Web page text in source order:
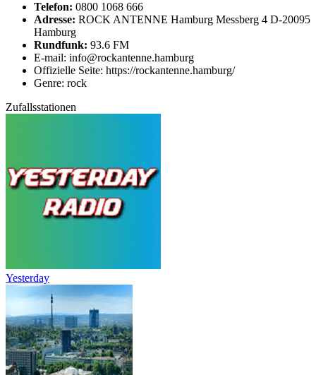
Telefon: 0800 1068 666
Adresse: ROCK ANTENNE Hamburg Messberg 4 D-20095
Hamburg
Rundfunk: 93.6 FM
E-mail: info@rockantenne.hamburg
Offizielle Seite: https://rockantenne.hamburg/
Genre: rock
Zufallsstationen
Yesterday